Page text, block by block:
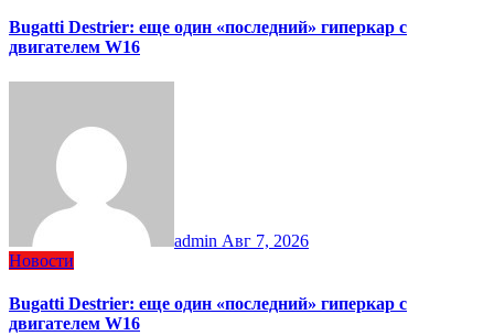
Bugatti Destrier: еще один «последний» гиперкар с
двигателем W16
admin Авг 7, 2026
Новости
Bugatti Destrier: еще один «последний» гиперкар с
двигателем W16